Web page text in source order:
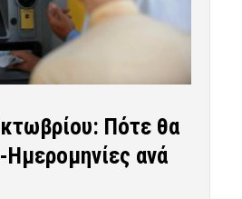
Πότε θα
ανά